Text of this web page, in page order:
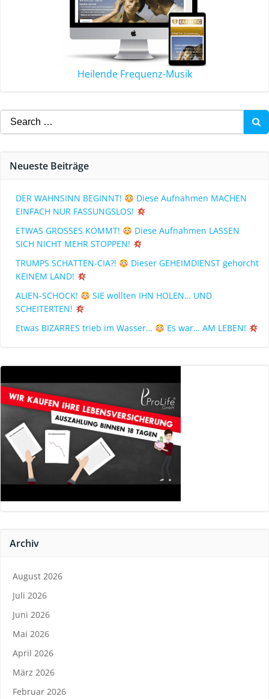
Heilende Frequenz-Musik
Neueste Beiträge
DER WAHNSINN BEGINNT!
Diese Aufnahmen MACHEN
EINFACH NUR FASSUNGSLOS!
ETWAS GROSSES KOMMT!
Diese Aufnahmen LASSEN
SICH NICHT MEHR STOPPEN!
TRUMPS SCHATTEN-CIA?!
Dieser GEHEIMDIENST gehorcht
KEINEM LAND!
ALIEN-SCHOCK!
SIE wollten IHN HOLEN… UND
SCHEITERTEN!
Etwas BIZARRES trieb im Wasser…
Es war… AM LEBEN!
Archiv
August 2026
Juli 2026
Juni 2026
Mai 2026
April 2026
März 2026
Februar 2026